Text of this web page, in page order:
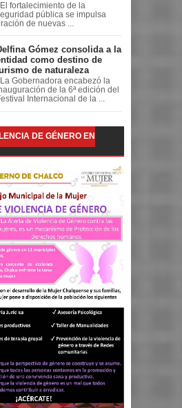
El fortalecimiento de la
pública se impulsa
de nuevas ...
Gómez consolida a la
como destino de
de naturaleza
La Gobernadora encabezó la
de la 6ª edición del
Internacional de la ...
DE GÉNERO EN